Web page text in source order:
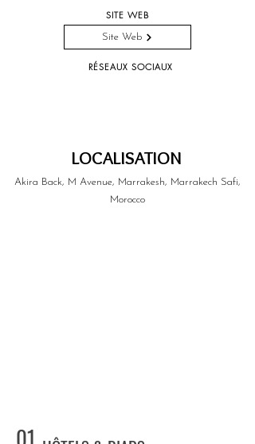
SITE WEB
Site Web
RÉSEAUX SOCIAUX
LOCALISATION
Akira Back, M Avenue, Marrakesh, Marrakech Safi,
Morocco
01